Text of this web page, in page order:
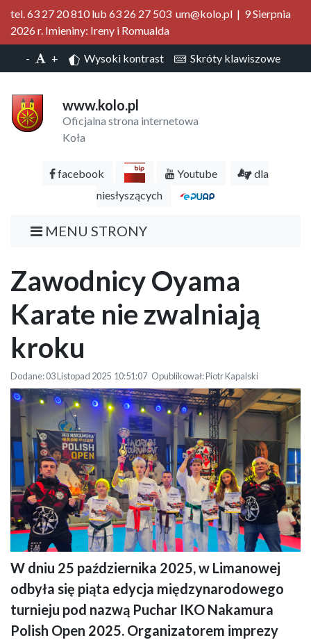
tel. 63 27 20 810 lub 63 26 27 503 um@kolo.pl | 9 Sierpnia
2026 r. Imieniny: Ireny i Romualda
- + Wysoki kontrast Skróty klawiszowe
www.kolo.pl
Oficjalna strona internetowa
Koła
facebook Youtube
dla
niesłyszących
MENU STRONY
Zawodnicy Oyama
Karate nie zwalniają
kroku
Dodane: 03 Listopad 2025 10:51:07 Opublikował: Piotr Kapalski
Grupa młodych karateków pozuje do zdjęcia w hali sportowej na macie z
trenerem, trzymając puchary i dyplomy. W tle widać banery oraz ustawione
oświetlenie.
W dniu 25 października 2025, w Limanowej
odbyła się piąta edycja międzynarodowego
turnieju pod nazwą Puchar IKO Nakamura
Polish Open 2025. Organizatorem imprezy